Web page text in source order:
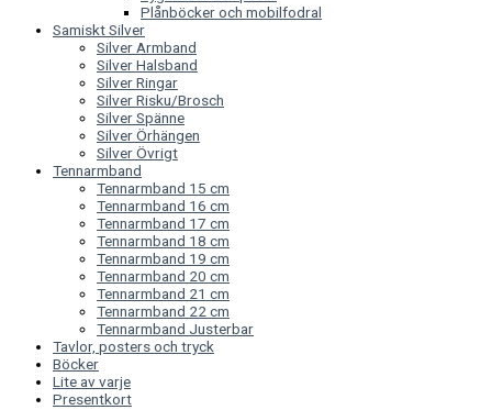
Plånböcker och mobilfodral
Samiskt Silver
Silver Armband
Silver Halsband
Silver Ringar
Silver Risku/Brosch
Silver Spänne
Silver Örhängen
Silver Övrigt
Tennarmband
Tennarmband 15 cm
Tennarmband 16 cm
Tennarmband 17 cm
Tennarmband 18 cm
Tennarmband 19 cm
Tennarmband 20 cm
Tennarmband 21 cm
Tennarmband 22 cm
Tennarmband Justerbar
Tavlor, posters och tryck
Böcker
Lite av varje
Presentkort